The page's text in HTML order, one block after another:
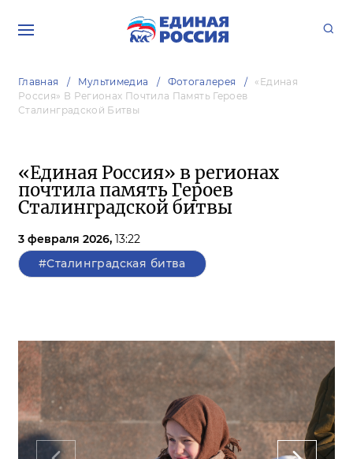
Главная Мультимедиа Фотогалерея
«Единая
Россия» В Регионах Почтила Память Героев
Сталинградской Битвы
«Единая Россия» в регионах
почтила память Героев
Сталинградской битвы
3 февраля 2026, 13:22
#Сталинградская битва